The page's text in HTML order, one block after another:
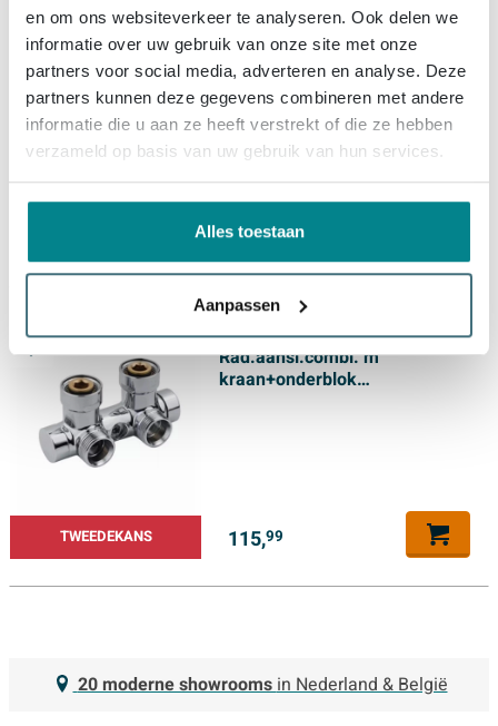
en om ons websiteverkeer te analyseren. Ook delen we
informatie over uw gebruik van onze site met onze
partners voor social media, adverteren en analyse. Deze
partners kunnen deze gegevens combineren met andere
informatie die u aan ze heeft verstrekt of die ze hebben
verzameld op basis van uw gebruik van hun services.
Alles toestaan
Aanpassen
Heimeier thermostaatkop K
M30x1.5 met energielabel A
(Tell) met ingebouwde voeler
standaard TWEEDEKANS
21,59
TWEEDEKANS
VASCO ACCESSOIRES
Rad.aansl.combi. m
kraan+onderblok
115,99
20 moderne showrooms in Nederland & België